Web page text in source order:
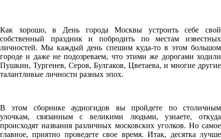
Как хорошо, в День города Москвы устроить себе свой
собственный праздник и побродить по местам известных
личностей. Мы каждый день спешим куда-то в этом большом
городе и даже не подозреваем, что этими же дорогами ходили
Пушкин, Тургенев, Серов, Булгаков, Цветаева, и многие другие
талантливые личности разных эпох.
В этом сборнике аудиогидов вы пройдете по столичным
улочкам, связанным с великими людьми, узнаете, откуда
происходят названия различных московских уголков. Но самое
главное, приятно проведете свое время. Итак, десятка лучше